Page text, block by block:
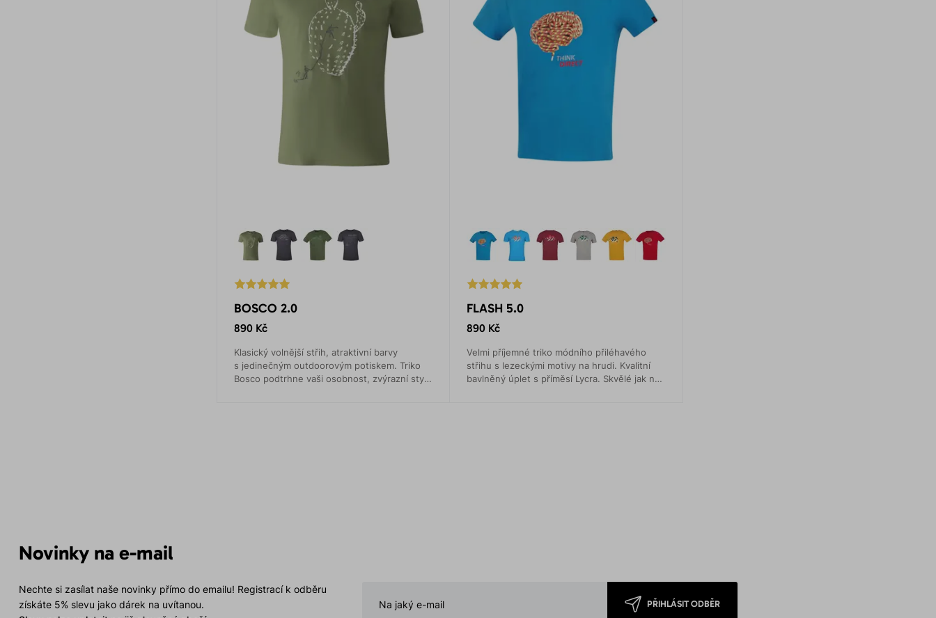
BOSCO 2.0
890 Kč
Klasický volnější střih, atraktivní barvy
s jedinečným outdoorovým potiskem. Triko
Bosco podtrhne vaši osobnost, zvýrazní styl
FLASH 5.0
890 Kč
Velmi příjemné triko módního přiléhavého
střihu s lezeckými motivy na hrudi. Kvalitní
bavlněný úplet s příměsí Lycra. Skvělé jak na
Novinky na e-mail
Nechte si zasílat naše novinky přímo do emailu! Registrací k odběru
získáte 5% slevu jako dárek na uvítanou.
PŘIHLÁSIT ODBĚR